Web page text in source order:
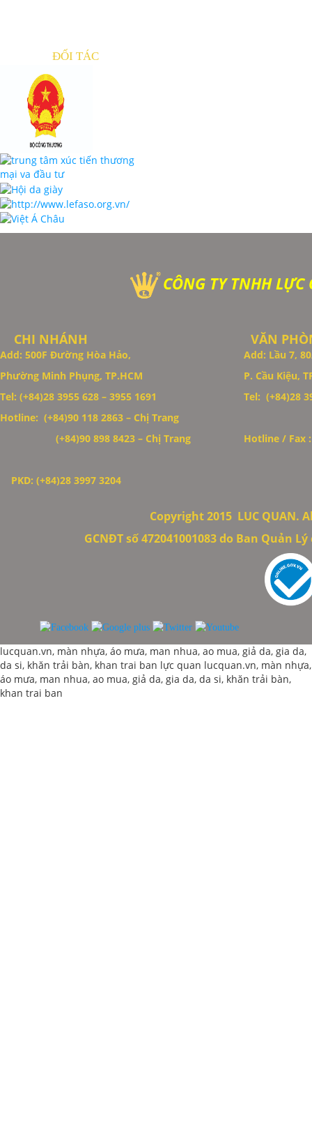
ĐỐI TÁC
CÔNG TY TNHH
CHI NHÁNH VĂN
Add: 500F Đường Hòa Hảo,
Phường Minh Phụng, TP.HCM
Add: Lầu 7,
P. Cầu Kiệu,
Tel: (+84)28 3955 628 – 3955 1691
Tel: (+84)28
Hotline: (+84)90 118 2863 – Chị Trang
(+84)90 898 8423 – Chị Trang Hotline / Fax :
PKD: (+84)28 3997 3204
Copyright 2015 LUC QUAN.
GCNĐT số 472041001083 do Ban Quản
lucquan.vn, màn nhựa, áo mưa, man nhua, ao mua, giả da, gia da,
da si, khăn trải bàn, khan trai ban lực quan lucquan.vn, màn nhựa,
áo mưa, man nhua, ao mua, giả da, gia da, da si, khăn trải bàn,
khan trai ban